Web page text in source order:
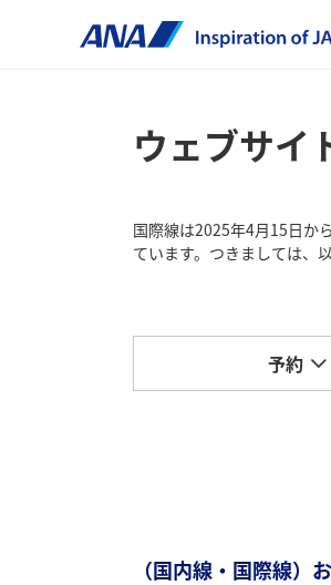
ウェブサイ
国際線は2025年4月15日か
ています。つきましては、
予約
（国内線・国際線）